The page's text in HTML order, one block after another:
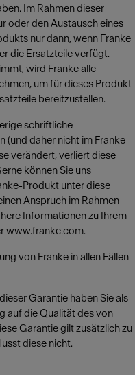
Im Rahmen dieser
oder den Austausch eines
nur dann, wenn Franke
die Ersatzteile verfügt.
wird Franke alle
um für dieses Produkt
bereitzustellen.
schriftliche
(und daher nicht im Franke-
verändert, verliert diese
können Sie uns
Produkt unter diese
Anspruch im Rahmen
Informationen zu Ihrem
www.franke.com.
von Franke in allen Fällen
Garantie haben Sie als
auf die Qualität des von
Garantie gilt zusätzlich zu
diese nicht.